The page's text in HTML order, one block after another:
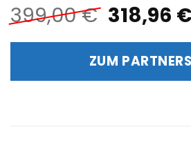
399,00€
Preis
war:
399,00
318,96 €
ZUM